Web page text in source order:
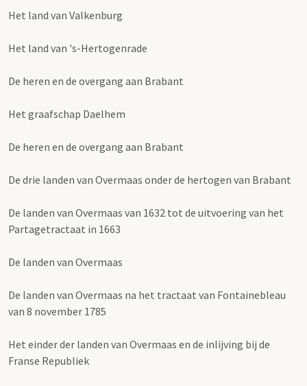
Het land van Valkenburg
Het land van 's-Hertogenrade
De heren en de overgang aan Brabant
Het graafschap Daelhem
De heren en de overgang aan Brabant
De drie landen van Overmaas onder de hertogen van Brabant
De landen van Overmaas van 1632 tot de uitvoering van het
Partagetractaat in 1663
De landen van Overmaas
De landen van Overmaas na het tractaat van Fontainebleau
van 8 november 1785
Het einder der landen van Overmaas en de inlijving bij de
Franse Republiek